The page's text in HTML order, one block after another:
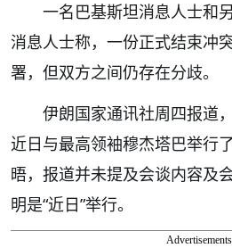
一名巴基斯坦消息人士和
消息人士称，一份正式结束冲
署，但双方之间仍存在分歧。
伊朗国家通讯社周四报道
近日与最高领袖穆杰塔巴举行
晤，报道并未提及会谈内容及
明是“近日”举行。
Advertisements